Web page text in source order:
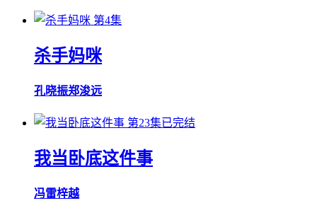
第4集
杀手妈咪
孔晓振郑浚远
第23集已完结
我当卧底这件事
冯雷梓越